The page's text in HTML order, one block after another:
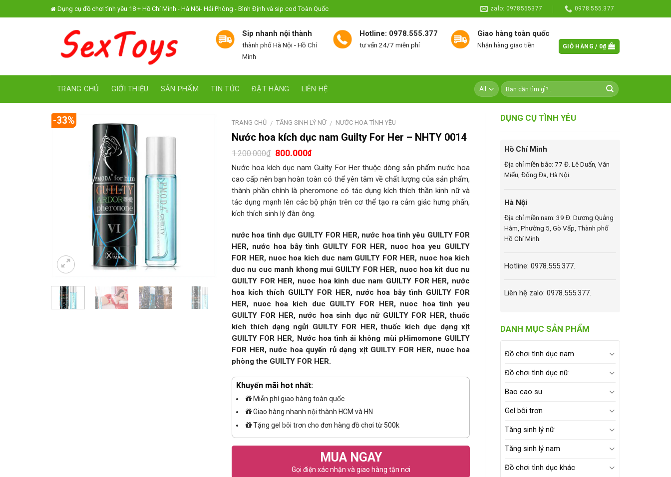
to
Dụng cụ đồ chơi tình yêu 18 + Hồ Chí Minh - Hà Nội- Hải Phòng - Bình Định và sip cod Toàn Quốc zalo: 0978555377 0978.555.377
Sip nhanh nội thành
thành phố Hà Nội - Hồ Chí
Minh
Hotline: 0978.555.377
tư vấn 24/7 miễn phí
Giao hàng toàn quốc
Nhận hàng giao tiền GIỎ HÀNG / 0₫
TRANG CHỦ GIỚI THIỆU SẢN PHẨM TIN TỨC ĐẶT HÀNG LIÊN HỆ
DỤNG CỤ TÌNH YÊU
Hồ Chí Minh
Địa chỉ miền bắc: 77 Đ. Lê Duẩn, Văn
Miếu, Đống Đa, Hà Nội.
Hà Nội
Địa chỉ miền nam: 39 Đ. Dương Quảng
Hàm, Phường 5, Gò Vấp, Thành phố
Hồ Chí Minh.
Hotline: 0978.555.377.
Liên hệ zalo: 0978.555.377.
DANH MỤC SẢN PHẨM
Đồ chơi tình dục nam
Đồ chơi tình dục nữ
Bao cao su
Gel bôi trơn
Tăng sinh lý nữ
Tăng sinh lý nam
Đồ chơi tình dục khác
-33% TRANG CHỦ / TĂNG SINH LÝ NỮ / NƯỚC HOA TÌNH YÊU
Nước hoa kích dục nam Guilty For Her – NHTY 0014
1.200.000₫ 800.000₫
Nước hoa kích dục nam Guilty For Her thuộc dòng sản phẩm nước hoa
cao cấp nên bạn hoàn toàn có thể yên tâm về chất lượng của sản phẩm,
thành phần chính là pheromone có tác dụng kích thích thần kinh nữ và
tác dụng mạnh lên các bộ phận trên cơ thể tạo ra cảm giác hưng phấn,
kích thích sinh lý đàn ông.
nước hoa tình dục GUILTY FOR HER, nước hoa tình yêu GUILTY FOR
HER, nước hoa bẫy tình GUILTY FOR HER, nuoc hoa yeu GUILTY
FOR HER, nuoc hoa kich duc nam GUILTY FOR HER, nuoc hoa kich
duc nu cuc manh khong mui GUILTY FOR HER, nuoc hoa kit duc nu
GUILTY FOR HER, nuoc hoa kinh duc nam GUILTY FOR HER, nước
hoa kích thích GUILTY FOR HER, nước hoa bẫy tình GUILTY FOR
HER, nuoc hoa kich duc GUILTY FOR HER, nuoc hoa tinh yeu
GUILTY FOR HER, nước hoa sinh dục nữ GUILTY FOR HER, thuốc
kích thích dạng ngửi GUILTY FOR HER, thuốc kích dục dạng xịt
GUILTY FOR HER, Nước hoa tình ái không mùi pHimomone GUILTY
FOR HER, nước hoa quyến rủ dạng xịt GUILTY FOR HER, nuoc hoa
phòng the GUILTY FOR HER.
Khuyến mãi hot nhất:
Miễn phí giao hàng toàn quốc
Giao hàng nhanh nội thành HCM và HN
Tặng gel bôi trơn cho đơn hàng đồ chơi từ 500k
MUA NGAY
Gọi điện xác nhận và giao hàng tận nơi